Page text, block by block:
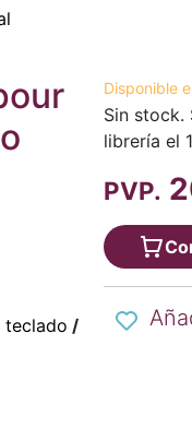
teclado /
Disponible
Sin stock.
librería el
PVP.